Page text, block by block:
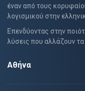
έναν από τους
λογισμικού στην
Επενδύοντας στην
λύσεις που αλλάζουν
Αθήνα